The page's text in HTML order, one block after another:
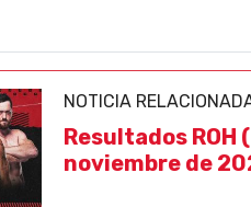
NOTICIA
Resultados ROH
noviembre de